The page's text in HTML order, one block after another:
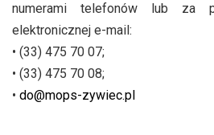
numerami telefonów lub za
elektronicznej e-mail:
• (33) 475 70 07;
• (33) 475 70 08;
• do@mops-zywiec.pl